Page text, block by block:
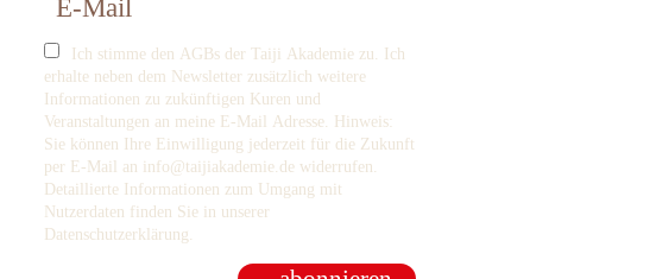
Ich stimme den AGBsder Taiji Akademie zu. Ich
erhalte neben dem Newsletter zusätzlich weitere
Informationen zu zukünftigen Kuren und
Veranstaltungen an meine E-Mail Adresse. Hinweis:
Sie können Ihre Einwilligung jederzeit für die Zukunft
per E-Mail an info@taijiakademie.dewiderrufen.
Detaillierte Informationen zum Umgang mit
Nutzerdaten finden Sie in unserer
Datenschutzerklärung.